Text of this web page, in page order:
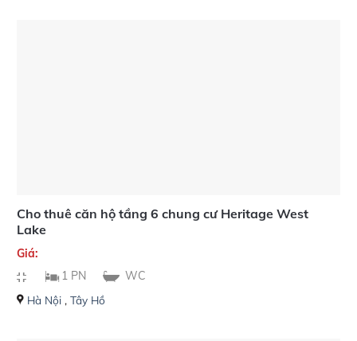
Cho thuê căn hộ tầng 6 chung cư Heritage West
Lake
Giá:
1 PN
WC
Hà Nội, Tây Hồ